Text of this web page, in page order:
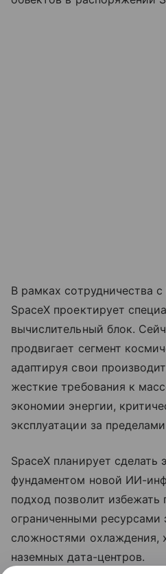
В рамках сотрудничества
SpaceX проектирует
вычислительный блок.
продвигает сегмент
адаптируя свои
жесткие требования к
экономии энергии,
эксплуатации за
SpaceX планирует сделать
фундаментом новой ИИ-
подход позволит избежать
ограниченными ресурсами
сложностями охлаждения,
наземных дата-центров.